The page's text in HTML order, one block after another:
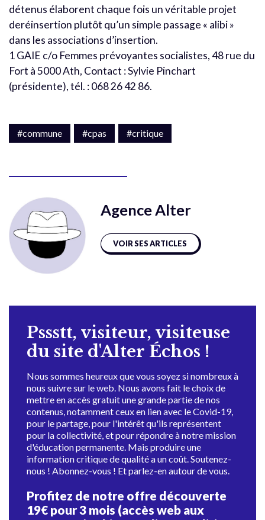
détenus élaborent chaque fois un véritable projet
deréinsertion plutôt qu’un simple passage « alibi »
dans les associations d’insertion.
1 GAIE c/o Femmes prévoyantes socialistes, 48 rue du
Fort à 5000 Ath, Contact : Sylvie Pinchart
(présidente), tél. : 068 26 42 86.
#commune #cpas #critique
Agence Alter
VOIR SES ARTICLES
Pssstt, visiteur, visiteuse
du site d'Alter Échos !
Nous sommes heureux que vous soyez si nombreux à
nous suivre sur le web. Nous avons fait le choix de
mettre en accès gratuit une grande partie de nos
contenus, notamment ceux en lien avec le Covid-19,
pour le partage, pour l'intérêt qu'ils représentent
pour la collectivité, et pour répondre à notre mission
d'éducation permanente. Mais produire une
information critique de qualité a un coût. Soutenez-
nous ! Abonnez-vous ! Et parlez-en autour de vous.
Profitez de notre offre découverte
19€ pour 3 mois (accès web aux